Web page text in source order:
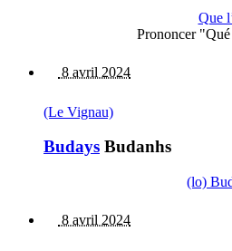
Que
Prononcer "Qué
8 avril 2024
(Le Vignau)
Budays Budanhs
(lo)
8 avril 2024